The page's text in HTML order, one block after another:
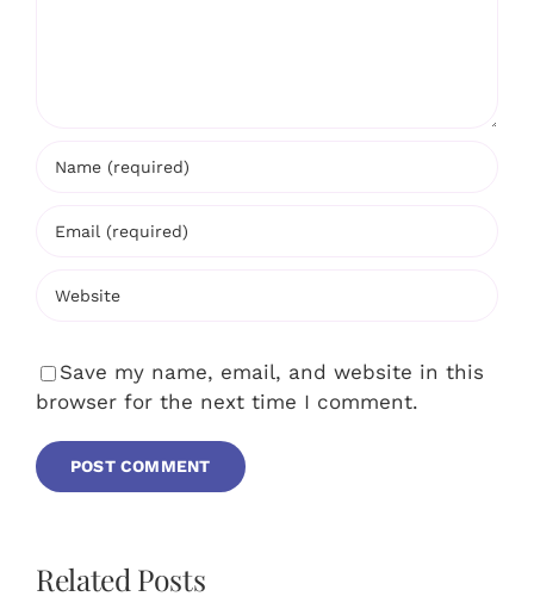
Save my name, email, and website in this
browser for the next time I comment.
Related Posts